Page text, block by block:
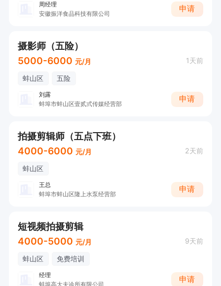
周经理
安徽振洋食品科技有限公司
申请
摄影师（五险）
5000-6000 元/月 1天前
蚌山区 五险
刘露
蚌埠市蚌山区壹贰弎传媒经营部
申请
拍摄剪辑师（五点下班）
4000-6000 元/月 2天前
蚌山区
王总
蚌埠市蚌山区隆上水泵经营部
申请
短视频拍摄剪辑
4000-5000 元/月 9天前
蚌山区 免费培训
经理
蚌埠高大夫诊所有限公司
申请